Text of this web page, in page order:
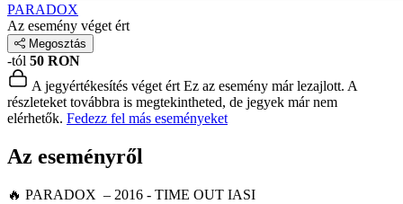
PARADOX
Az esemény véget ért
Megosztás
-tól 50 RON
A jegyértékesítés véget ért Ez az esemény már lezajlott. A
részleteket továbbra is megtekintheted, de jegyek már nem
elérhetők. Fedezz fel más eseményeket
Az eseményről
🔥 PARADOX – 2016 - TIME OUT IASI